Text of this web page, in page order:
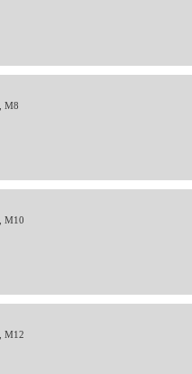
M8
M10
M12